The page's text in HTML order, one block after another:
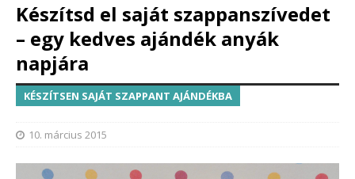
Készítsd el saját szappanszívedet
– egy kedves ajándék anyák
napjára
KÉSZÍTSEN SAJÁT SZAPPANT AJÁNDÉKBA
10. március 2015